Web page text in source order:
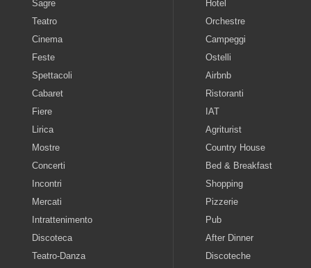
Sagre
Teatro
Cinema
Feste
Spettacoli
Cabaret
Fiere
Lirica
Mostre
Concerti
Incontri
Mercati
Intrattenimento
Discoteca
Teatro-Danza
Hotel
Orchestre
Campeggi
Ostelli
Airbnb
Ristoranti
IAT
Agriturist
Country House
Bed & Breakfast
Shopping
Pizzerie
Pub
After Dinner
Discoteche